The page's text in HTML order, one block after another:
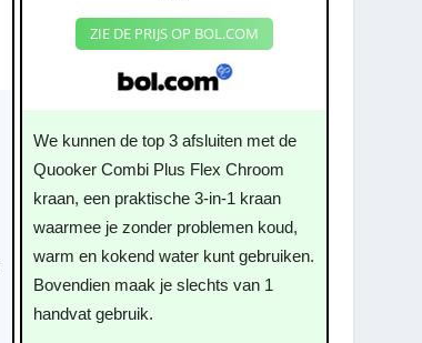
ZIE DE PRIJS OP BOL.COM
We kunnen de top 3 afsluiten met de
Quooker Combi Plus Flex Chroom
kraan, een praktische 3-in-1 kraan
waarmee je zonder problemen koud,
warm en kokend water kunt gebruiken.
Bovendien maak je slechts van 1
handvat gebruik.